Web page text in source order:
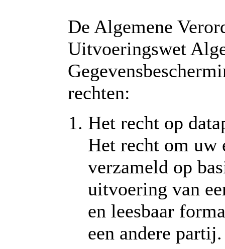
De Algemene
Uitvoeringswet
rechten:
Het recht op
Het recht om uw
verzameld op
uitvoering van
en leesbaar
een andere partij.